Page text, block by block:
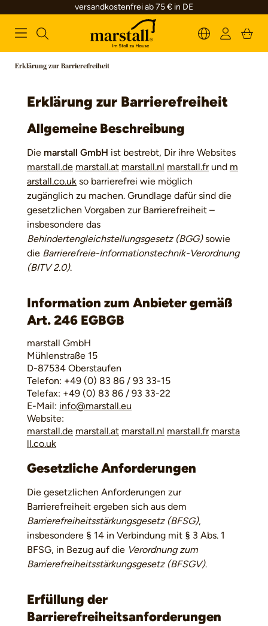
springen
versandkostenfrei ab 75 € in DE
Erklärung zur Barrierefreiheit
Erklärung zur Barrierefreiheit
Allgemeine Beschreibung
Die marstall GmbH ist bestrebt, Dir ihre Websites
marstall.de marstall.at marstall.nl marstall.frund m
arstall.co.uk so barrierefrei wie möglich
zugänglich zu machen. Grundlage dafür sind die
gesetzlichen Vorgaben zur Barrierefreiheit –
insbesondere das
Behindertengleichstellungsgesetz (BGG)sowie
die Barrierefreie-Informationstechnik-Verordnung
(BITV 2.0).
Information zum Anbieter gemäß
Art. 246 EGBGB
marstall GmbH
Mühlenstraße 15
D-87534 Oberstaufen
Telefon: +49 (0) 83 86 / 93 33-15
Telefax: +49 (0) 83 86 / 93 33-22
E-Mail: info@marstall.eu
Website:
marstall.de marstall.at marstall.nl marstall.fr marsta
ll.co.uk
Gesetzliche Anforderungen
Die gesetzlichen Anforderungen zur
Barrierefreiheit ergeben sich aus dem
Barrierefreiheitsstärkungsgesetz (BFSG),
insbesondere § 14 in Verbindung mit § 3 Abs. 1
BFSG, in Bezug auf die Verordnung zum
Barrierefreiheitsstärkungsgesetz (BFSGV).
Erfüllung der
Barrierefreiheitsanforderungen